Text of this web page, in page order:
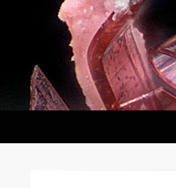
ANPF
Association Nantaise